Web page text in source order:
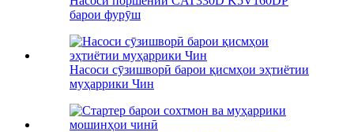
барои фурӯш
Насоси сӯзишворӣ барои қисмҳои эҳтиётии
муҳаррики Чин